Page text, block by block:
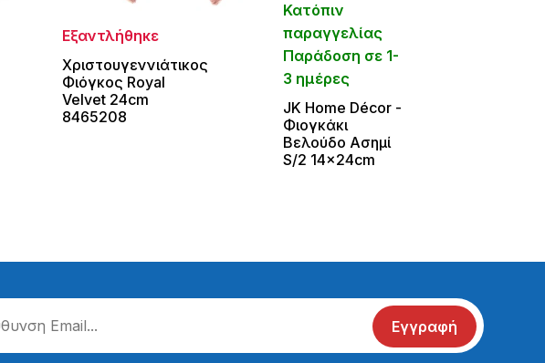
Εξαντλήθηκε
Χριστουγεννιάτικος
Φιόγκος Royal
Velvet 24cm
8465208
Κατόπιν
παραγγελίας
Παράδοση σε 1-
3 ημέρες
JΚ Home Décor -
Φιογκάκι
Βελούδο Ασημί
S/2 14x24cm
Εγγραφή